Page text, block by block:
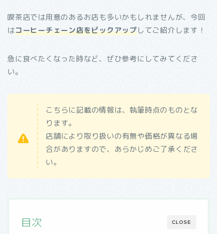
喫茶店では用意のあるお店も多いかもしれませんが、今回
はコーヒーチェーン店をピックアップしてご紹介します！
急に食べたくなった時など、ぜひ参考にしてみてくださ
い。
こちらに記載の情報は、執筆時点のものとな
ります。
店舗により取り扱いの有無や価格が異なる場
合がありますので、あらかじめご了承くださ
い。
CLOSE
目次